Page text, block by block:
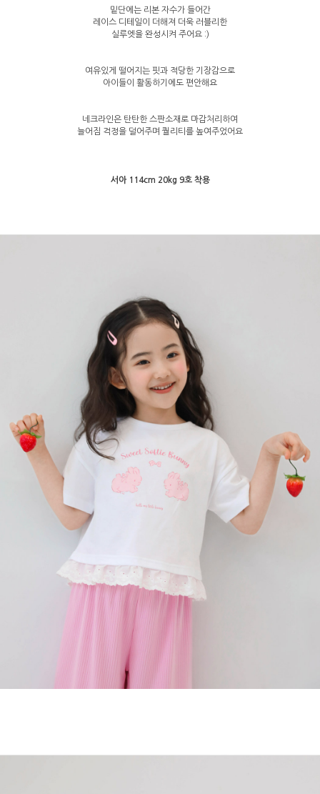
밑단에는 리본 자수가 들어간
레이스 디테일이 더해져 더욱 러블리한
실루엣을 완성시켜 주어요 :)
여유있게 떨어지는 핏과 적당한 기장감으로
아이들이 활동하기에도 편안해요
네크라인은 탄탄한 스판소재로 마감처리하여
늘어짐 걱정을 덜어주며 퀄리티를 높여주었어요
서아 114cm 20kg 9호 착용